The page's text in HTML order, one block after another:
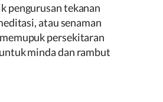
pengurusan tekanan
atau senaman
persekitaran
minda dan rambut